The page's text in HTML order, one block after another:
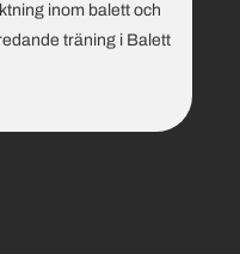
inom balett och
träning i Balett